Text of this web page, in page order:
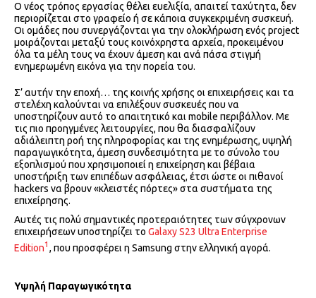
Ο νέος τρόπος εργασίας θέλει ευελιξία, απαιτεί ταχύτητα, δεν
περιορίζεται στο γραφείο ή σε κάποια συγκεκριμένη συσκευή.
Οι ομάδες που συνεργάζονται για την ολοκλήρωση ενός project
μοιράζονται μεταξύ τους κοινόχρηστα αρχεία, προκειμένου
όλα τα μέλη τους να έχουν άμεση και ανά πάσα στιγμή
ενημερωμένη εικόνα για την πορεία του.
Σ’ αυτήν την εποχή… της κοινής χρήσης οι επιχειρήσεις και τα
στελέχη καλούνται να επιλέξουν συσκευές που να
υποστηρίζουν αυτό το απαιτητικό και mobile περιβάλλον. Με
τις πιο προηγμένες λειτουργίες, που θα διασφαλίζουν
αδιάλειπτη ροή της πληροφορίας και της ενημέρωσης, υψηλή
παραγωγικότητα, άμεση συνδεσιμότητα με το σύνολο του
εξοπλισμού που χρησιμοποιεί η επιχείρηση και βέβαια
υποστήριξη των επιπέδων ασφάλειας, έτσι ώστε οι πιθανοί
hackers να βρουν «κλειστές πόρτες» στα συστήματα της
επιχείρησης.
Αυτές τις πολύ σημαντικές προτεραιότητες των σύγχρονων
επιχειρήσεων υποστηρίζει το Galaxy S23 Ultra Enterprise
Edition1 , που προσφέρει η Samsung στην ελληνική αγορά.
Υψηλή Παραγωγικότητα